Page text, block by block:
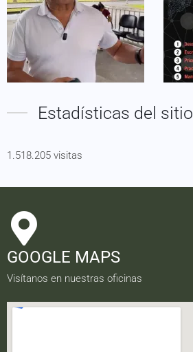
Estadísticas del sitio
1.518.205 visitas
GOOGLE MAPS
Visítanos en nuestras oficinas